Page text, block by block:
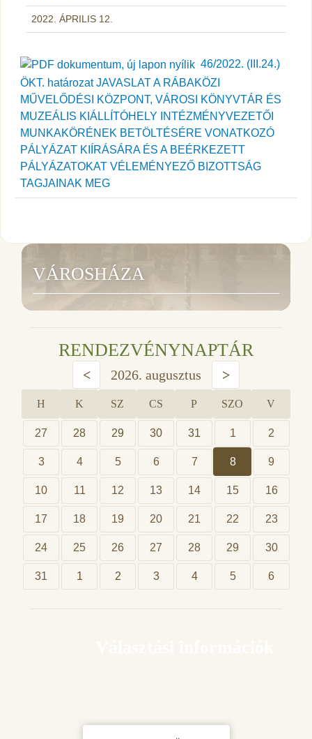
2022. ÁPRILIS 12.
46/2022. (III.24.)
ÖKT. határozat JAVASLAT A RÁBAKÖZI
MŰVELŐDÉSI KÖZPONT, VÁROSI KÖNYVTÁR ÉS
MUZEÁLIS KIÁLLÍTÓHELY INTÉZMÉNYVEZETŐI
MUNKAKÖRÉNEK BETÖLTÉSÉRE VONATKOZÓ
PÁLYÁZAT KIÍRÁSÁRA ÉS A BEÉRKEZETT
PÁLYÁZATOKAT VÉLEMÉNYEZŐ BIZOTTSÁG
TAGJAINAK MEG
VÁROSHÁZA
RENDEZVÉNYNAPTÁR
< 2026. augusztus >
H K SZ CS P SZO V
27 28 29 30 31 1 2
3 4 5 6 7 8 9
10 11 12 13 14 15 16
17 18 19 20 21 22 23
24 25 26 27 28 29 30
31 1 2 3 4 5 6